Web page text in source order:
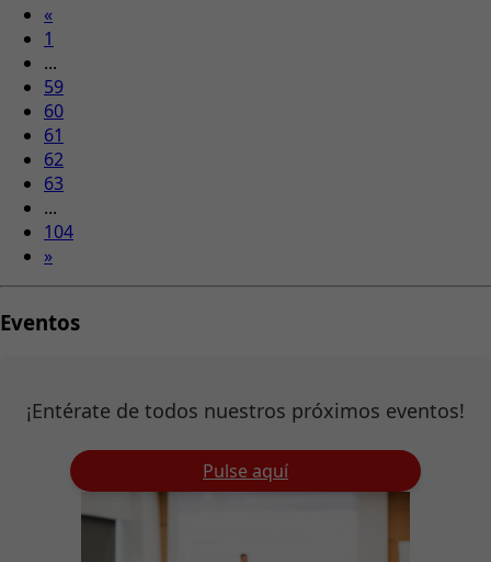
«
1
...
59
60
61
62
63
...
104
»
Eventos
¡Entérate de todos nuestros próximos eventos!
Pulse aquí